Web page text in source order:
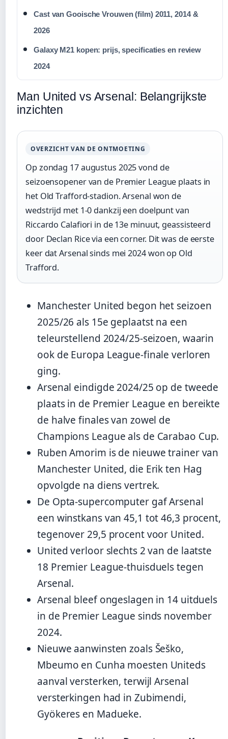
Cast van Gooische Vrouwen (film) 2011, 2014 &
2026
Galaxy M21 kopen: prijs, specificaties en review
2024
Man United vs Arsenal: Belangrijkste
inzichten
OVERZICHT VAN DE ONTMOETING
Op zondag 17 augustus 2025 vond de
seizoensopener van de Premier League plaats in
het Old Trafford-stadion. Arsenal won de
wedstrijd met 1-0 dankzij een doelpunt van
Riccardo Calafiori in de 13e minuut, geassisteerd
door Declan Rice via een corner. Dit was de eerste
keer dat Arsenal sinds mei 2024 won op Old
Trafford.
Manchester United begon het seizoen
2025/26 als 15e geplaatst na een
teleurstellend 2024/25-seizoen, waarin
ook de Europa League-finale verloren
ging.
Arsenal eindigde 2024/25 op de tweede
plaats in de Premier League en bereikte
de halve finales van zowel de
Champions League als de Carabao Cup.
Ruben Amorim is de nieuwe trainer van
Manchester United, die Erik ten Hag
opvolgde na diens vertrek.
De Opta-supercomputer gaf Arsenal
een winstkans van 45,1 tot 46,3 procent,
tegenover 29,5 procent voor United.
United verloor slechts 2 van de laatste
18 Premier League-thuisduels tegen
Arsenal.
Arsenal bleef ongeslagen in 14 uitduels
in de Premier League sinds november
2024.
Nieuwe aanwinsten zoals Šeško,
Mbeumo en Cunha moesten Uniteds
aanval versterken, terwijl Arsenal
versterkingen had in Zubimendi,
Gyökeres en Madueke.